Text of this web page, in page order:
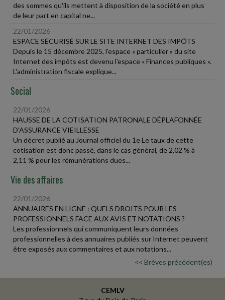
des sommes qu'ils mettent à disposition de la société en plus
de leur part en capital ne...
22/01/2026
ESPACE SÉCURISÉ SUR LE SITE INTERNET DES IMPÔTS
Depuis le 15 décembre 2025, l'espace « particulier » du site
Internet des impôts est devenu l'espace « Finances publiques ».
L'administration fiscale explique...
Social
22/01/2026
HAUSSE DE LA COTISATION PATRONALE DÉPLAFONNÉE
D'ASSURANCE VIEILLESSE
Un décret publié au Journal officiel du 1e Le taux de cette
cotisation est donc passé, dans le cas général, de 2,02 % à
2,11 % pour les rémunérations dues...
Vie des affaires
22/01/2026
ANNUAIRES EN LIGNE : QUELS DROITS POUR LES
PROFESSIONNELS FACE AUX AVIS ET NOTATIONS ?
Les professionnels qui communiquent leurs données
professionnelles à des annuaires publiés sur Internet peuvent
être exposés aux commentaires et aux notations...
<< Brèves précédent(es)
CEMLV